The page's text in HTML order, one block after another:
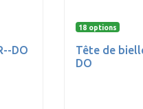
DO
18 options
Tête de
DO